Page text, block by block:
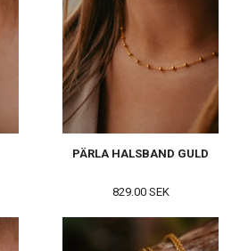
PÄRLA HALSBAND GULD
829.00 SEK